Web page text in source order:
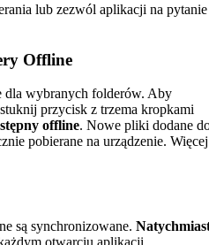
lub zezwól aplikacji na pytanie
Offline
dla wybranych folderów. Aby
przycisk z trzema kropkami
offline. Nowe pliki dodane
pobierane na urządzenie. Więcej
są synchronizowane.
otwarciu aplikacji.